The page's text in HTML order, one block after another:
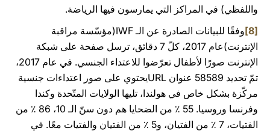
واللفظي) في المراكز التي يمارسون فيها الرياضة.
[8]
وفقًا للبيانات الصادرة عن الـ IWF(مؤسّسة مراقبة
الإنترنت)عام 2017، كلّ 7 دقائق، ترسل صفحة على شبكة
الإنترنت صورًا لأطفال تعرّضوا للاعتداء الجنسي. في عام 2017،
تمّ تحديد 58589 عنوان URLيحتوي على صور اعتداءات جنسية
مركّزة بشكل خاص في هولندا، تليها الولايات المتّحدة وكندا
وفرنسا وروسيا. 55 ٪ من الضحايا هم دون سنّ الـ 10، 86 ٪ من
الفتيات، 7 ٪ من الفتيان، و5 ٪ من الفتيان والفتيات معًا. في